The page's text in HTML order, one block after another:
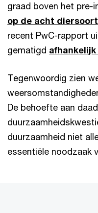
graad boven het pre-
op de acht
recent PwC-rapport
gematigd
Tegenwoordig zien
De behoefte aan
duurzaamheid niet
essentiële noodzaak